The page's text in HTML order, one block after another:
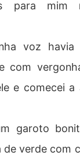
para mim
voz havia
com
e comecei a
garoto
de verde com